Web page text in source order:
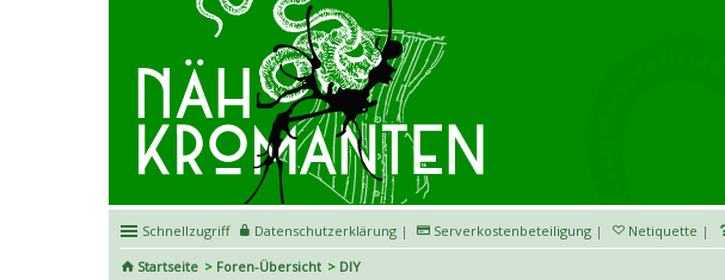
Schnellzugriff Datenschutzerklärung | Serverkostenbeteiligung | Netiquette |
Startseite
Foren-Übersicht DIY